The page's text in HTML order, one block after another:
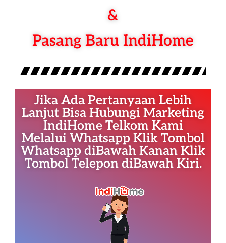
&
Pasang Baru IndiHome
Jika Ada Pertanyaan Lebih
Lanjut Bisa Hubungi Marketing
IndiHome Telkom Kami
Melalui Whatsapp Klik Tombol
Whatsapp diBawah Kanan Klik
Tombol Telepon diBawah Kiri.